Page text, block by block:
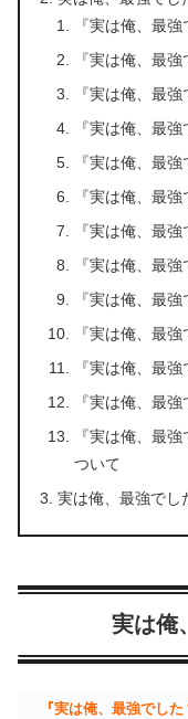
『実は俺、最
『実は俺、最
『実は俺、最
『実は俺、最
『実は俺、最
『実は俺、最
『実は俺、最
『実は俺、最
『実は俺、最
『実は俺、最
『実は俺、最
『実は俺、最
『実は俺、最
ついて
実は俺、最強でし
実は俺
『実は俺、最強でし